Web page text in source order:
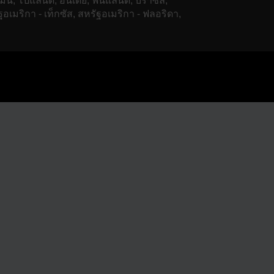
อเมริกา - เท็กซัส, สหรัฐอเมริกา - ฟลอริดา,